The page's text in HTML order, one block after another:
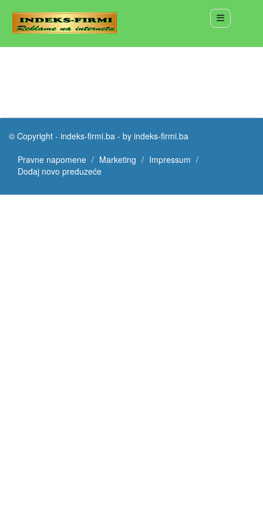
© Copyright - indeks-firmi.ba - by indeks-firmi.ba
Pravne napomene
Marketing
Impressum
Dodaj novo preduzeće